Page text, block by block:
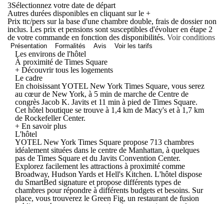
3Sélectionnez votre date de départ
Autres durées disponibles en cliquant sur le +
Prix ttc/pers sur la base d'une chambre double, frais de dossier non
inclus. Les prix et pensions sont susceptibles d'évoluer en étape 2
de votre commande en fonction des disponibilités. Voir conditions
Présentation Formalités Avis Voir les tarifs
Les environs de l'hôtel
À proximité de Times Square
+ Découvrir tous les logements
Le cadre
En choisissant YOTEL New York Times Square, vous serez
au cœur de New York, à 5 min de marche de Centre de
congrès Jacob K. Javits et 11 min à pied de Times Square.
Cet hôtel boutique se trouve à 1,4 km de Macy's et à 1,7 km
de Rockefeller Center.
+ En savoir plus
L'hôtel
YOTEL New York Times Square propose 713 chambres
idéalement situées dans le centre de Manhattan, à quelques
pas de Times Square et du Javits Convention Center.
Explorez facilement les attractions à proximité comme
Broadway, Hudson Yards et Hell's Kitchen. L'hôtel dispose
du SmartBed signature et propose différents types de
chambres pour répondre à différents budgets et besoins. Sur
place, vous trouverez le Green Fig, un restaurant de fusion